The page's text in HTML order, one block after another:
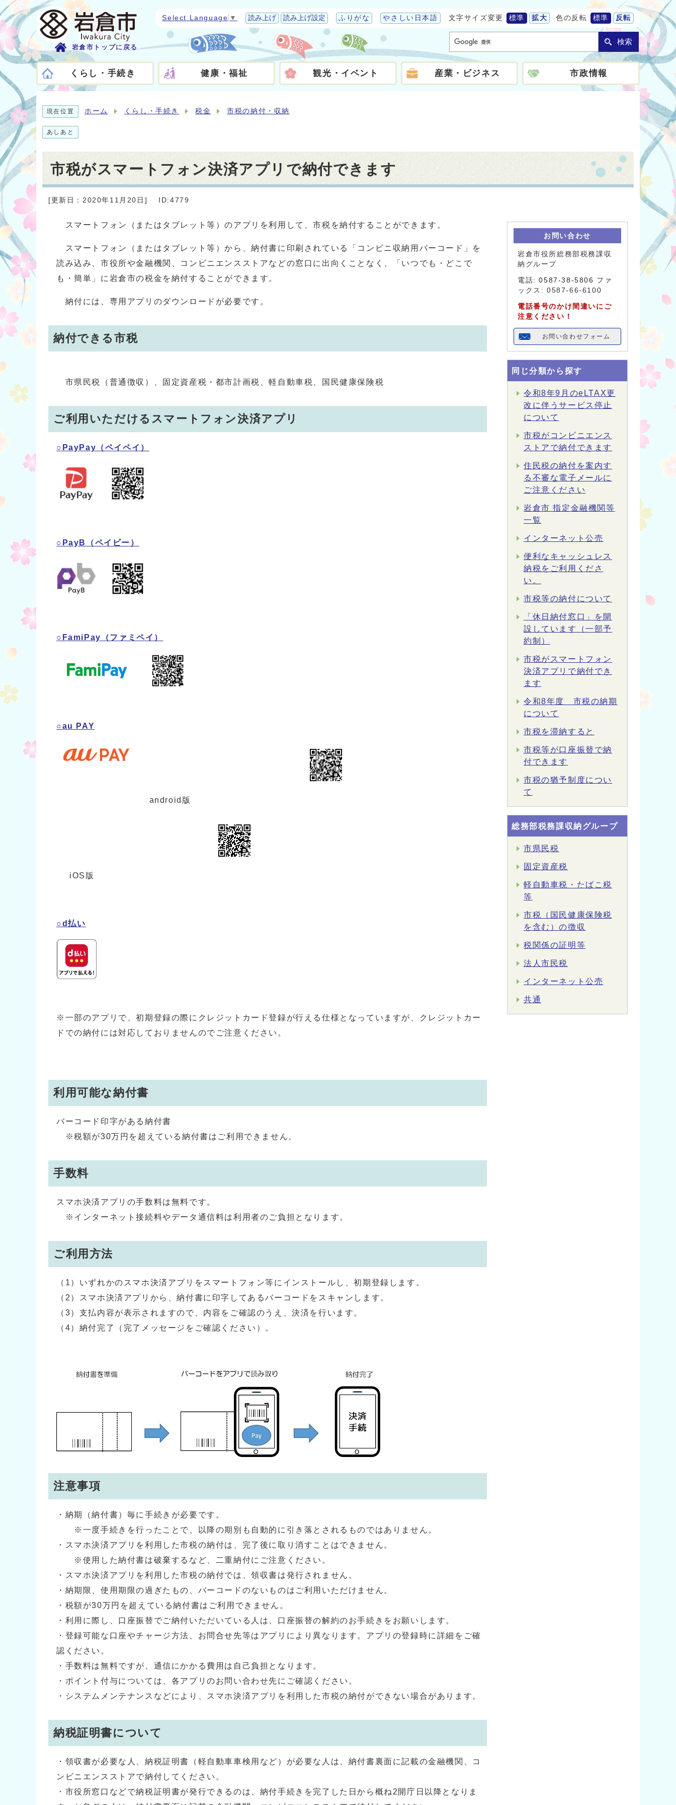
岩倉市トップに戻る
Select Language ▼ 読み上げ 読み上げ設定 ふりがな やさしい日本語 文字サイズ変更 標準 拡大 色の反転 標準 反転
検索
くらし・手続き 健康・福祉 観光・イベント 産業・ビジネス 市政情報
現在位置 ホーム くらし・手続き 税金 市税の納付・収納
あしあと
市税がスマートフォン決済アプリで納付できます
[更新日：2020年11月20日] ID:4779
スマートフォン（またはタブレット等）のアプリを利用して、市税を納付することができます。
スマートフォン（またはタブレット等）から、納付書に印刷されている「コンビニ収納用バーコード」を
読み込み、市役所や金融機関、コンビニエンスストアなどの窓口に出向くことなく、「いつでも・どこで
も・簡単」に岩倉市の税金を納付することができます。
納付には、専用アプリのダウンロードが必要です。
納付できる市税
市県民税（普通徴収）、固定資産税・都市計画税、軽自動車税、国民健康保険税
ご利用いただけるスマートフォン決済アプリ
○PayPay（ペイペイ）
○PayB（ペイビー）
○FamiPay（ファミペイ）
○au PAY
android版
iOS版
○d払い
※一部のアプリで、初期登録の際にクレジットカード登録が行える仕様となっていますが、クレジットカー
ドでの納付には対応しておりませんのでご注意ください。
利用可能な納付書
バーコード印字がある納付書
※税額が30万円を超えている納付書はご利用できません。
手数料
スマホ決済アプリの手数料は無料です。
※インターネット接続料やデータ通信料は利用者のご負担となります。
ご利用方法
（1）いずれかのスマホ決済アプリをスマートフォン等にインストールし、初期登録します。
（2）スマホ決済アプリから、納付書に印字してあるバーコードをスキャンします。
（3）支払内容が表示されますので、内容をご確認のうえ、決済を行います。
（4）納付完了（完了メッセージをご確認ください）。
注意事項
・納期（納付書）毎に手続きが必要です。
※一度手続きを行ったことで、以降の期別も自動的に引き落とされるものではありません。
・スマホ決済アプリを利用した市税の納付は、完了後に取り消すことはできません。
※使用した納付書は破棄するなど、二重納付にご注意ください。
・スマホ決済アプリを利用した市税の納付では、領収書は発行されません。
・納期限、使用期限の過ぎたもの、バーコードのないものはご利用いただけません。
・税額が30万円を超えている納付書はご利用できません。
・利用に際し、口座振替でご納付いただいている人は、口座振替の解約のお手続きをお願いします。
・登録可能な口座やチャージ方法、お問合せ先等はアプリにより異なります。アプリの登録時に詳細をご確
認ください。
・手数料は無料ですが、通信にかかる費用は自己負担となります。
・ポイント付与については、各アプリのお問い合わせ先にご確認ください。
・システムメンテナンスなどにより、スマホ決済アプリを利用した市税の納付ができない場合があります。
納税証明書について
・領収書が必要な人、納税証明書（軽自動車車検用など）が必要な人は、納付書裏面に記載の金融機関、コ
ンビニエンスストアで納付してください。
・市役所窓口などで納税証明書が発行できるのは、納付手続きを完了した日から概ね2開庁日以降となりま
お問い合わせ
岩倉市役所総務部税務課収
納グループ
電話:0587-38-5806 ファ
ックス: 0587-66-6100
電話番号のかけ間違いにご
注意ください！
お問い合わせフォーム
同じ分類から探す
令和8年9月のeLTAX更
改に伴うサービス停止
について
市税がコンビニエンス
ストアで納付できます
住民税の納付を案内す
る不審な電子メールに
ご注意ください
岩倉市 指定金融機関等
一覧
インターネット公売
便利なキャッシュレス
納税をご利用くださ
い。
市税等の納付について
「休日納付窓口」を開
設しています（一部予
約制）
市税がスマートフォン
決済アプリで納付でき
ます
令和8年度 市税の納期
について
市税を滞納すると
市税等が口座振替で納
付できます
市税の猶予制度につい
て
総務部税務課収納グループ
市県民税
固定資産税
軽自動車税・たばこ税
等
市税（国民健康保険税
を含む）の徴収
税関係の証明等
法人市民税
インターネット公売
共通